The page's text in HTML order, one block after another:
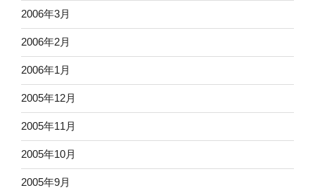
2006年3月
2006年2月
2006年1月
2005年12月
2005年11月
2005年10月
2005年9月